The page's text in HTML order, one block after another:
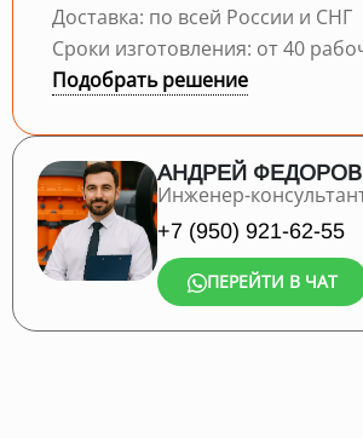
Доставка: по всей России и СНГ
Сроки изготовления: от 40
Подобрать решение
АНДРЕЙ ФЕДОРОВ
Инженер-
+7 (950) 921-62-55
ПЕРЕЙТИ В ЧАТ